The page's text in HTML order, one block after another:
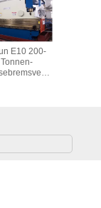
Hydraulic Gear
Pump
E200B/E320